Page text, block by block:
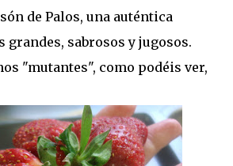
de Palos, una auténtica
grandes, sabrosos y jugosos.
"mutantes", como podéis ver,